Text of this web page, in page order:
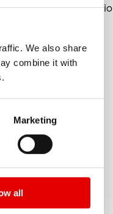
We also share
combine it with
Marketing
all
interna del cerchio
a tutta velocità.